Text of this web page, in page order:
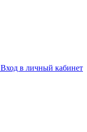
Вход в личный кабинет